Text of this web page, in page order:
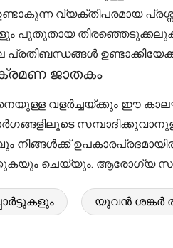
വ്യക്തിപരമായ
പുതുതായ
ജാതകം
വളർച്ചയ്ക്കും ഈ
നിങ്ങൾക്ക്
ചെയ്യും. ആരോഗ്യ
യുവൻ ശങ്കർ